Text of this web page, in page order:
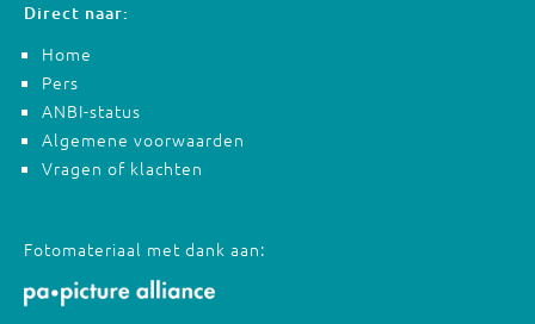
Direct naar:
Home
Pers
ANBI-status
Algemene voorwaarden
Vragen of klachten
Fotomateriaal met dank aan: